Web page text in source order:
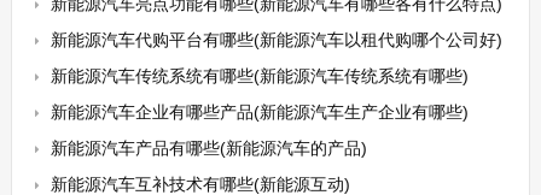
新能源汽车代购平台有哪些(新能源汽车以租代购哪个公司好)
新能源汽车传统系统有哪些(新能源汽车传统系统有哪些)
新能源汽车企业有哪些产品(新能源汽车生产企业有哪些)
新能源汽车产品有哪些(新能源汽车的产品)
新能源汽车互补技术有哪些(新能源互动)